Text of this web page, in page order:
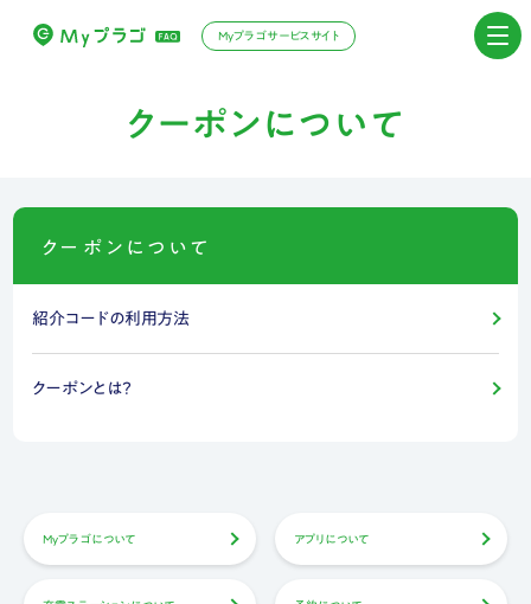
Myプラゴサービスサイト
クーポンについて
クーポンについて
紹介コードの利用方法
クーポンとは？
Myプラゴについて アプリについて